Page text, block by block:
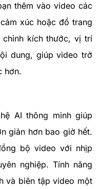
thêm vào video các
xúc hoặc đồ trang
kích thước, vị trí
dung, giúp video trở
hơn.
AI thông minh giúp
giản hơn bao giờ hết.
bộ video với nhịp
nghiệp. Tính năng
và biên tập video một